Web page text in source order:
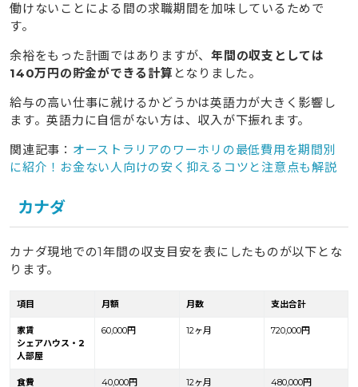
働けないことによる間の求職期間を加味しているためで
す。
余裕をもった計画ではありますが、 年間の収支としては
140万円の貯金ができる計算 となりました。
給与の高い仕事に就けるかどうかは英語力が大きく影響し
ます。英語力に自信がない方は、収入が下振れます。
関連記事： オーストラリアのワーホリの最低費用を期間別
に紹介！お金ない人向けの安く抑えるコツと注意点も解説
カナダ
カナダ現地での1年間の収支目安を表にしたものが以下とな
ります。
項目 月額 月数 支出合計
家賃
シェアハウス・2
人部屋
60,000円 12ヶ月 720,000円
食費 40,000円 12ヶ月 480,000円